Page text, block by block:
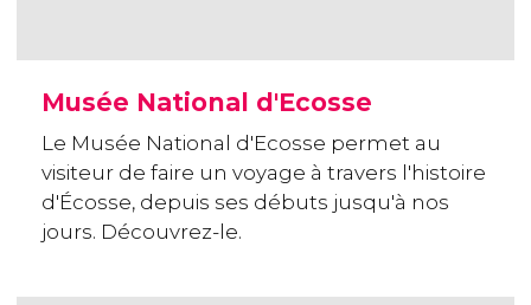
Musée National d'Ecosse
Le Musée National d'Ecosse permet au
visiteur de faire un voyage à travers l'histoire
d'Écosse, depuis ses débuts jusqu'à nos
jours. Découvrez-le.